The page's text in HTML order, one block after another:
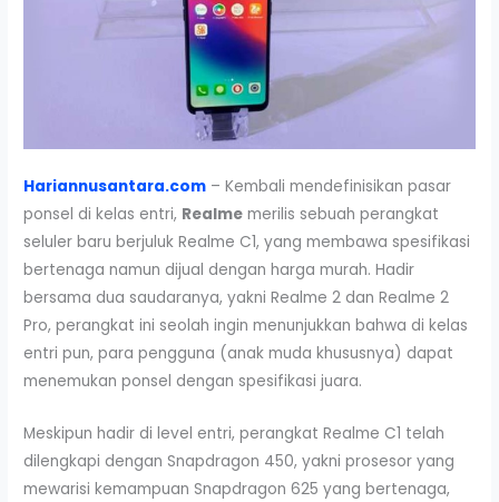
Hariannusantara.com – Kembali mendefinisikan pasar
ponsel di kelas entri, Realme merilis sebuah perangkat
seluler baru berjuluk Realme C1, yang membawa spesifikasi
bertenaga namun dijual dengan harga murah. Hadir
bersama dua saudaranya, yakni Realme 2 dan Realme 2
Pro, perangkat ini seolah ingin menunjukkan bahwa di kelas
entri pun, para pengguna (anak muda khususnya) dapat
menemukan ponsel dengan spesifikasi juara.
Meskipun hadir di level entri, perangkat Realme C1 telah
dilengkapi dengan Snapdragon 450, yakni prosesor yang
mewarisi kemampuan Snapdragon 625 yang bertenaga,